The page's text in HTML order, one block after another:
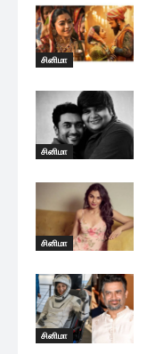
சினிமா
சினிமா
சினிமா
சினிமா